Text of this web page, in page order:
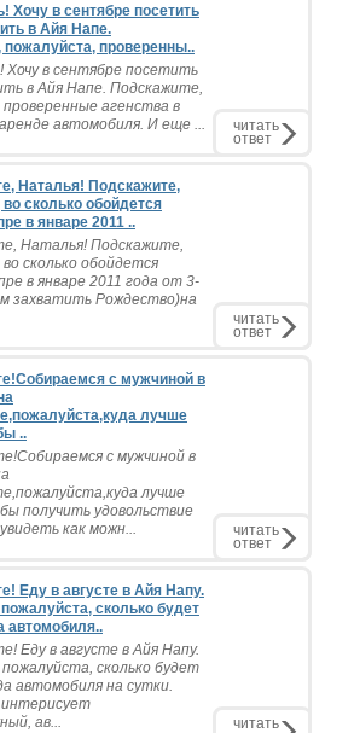
Хочу в сентябре посетить
в Айя Напе.
пожалуйста, проверенны..
Хочу в сентябре посетить
в Айя Напе. Подскажите,
агенства в
автомобиля. И еще ...
читать
ответ
Наталья! Подскажите,
сколько обойдется
в январе 2011 ..
Наталья! Подскажите,
сколько обойдется
в январе 2011 года от 3-
захватить Рождество)на
читать
ответ
с мужчиной в
лучше
..
с мужчиной в
лучше
получить удовольствие
как можн...
читать
ответ
Еду в августе в Айя Напу.
сколько будет
автомобиля..
Еду в августе в Айя Напу.
сколько будет
автомобиля на сутки.
ав...
читать